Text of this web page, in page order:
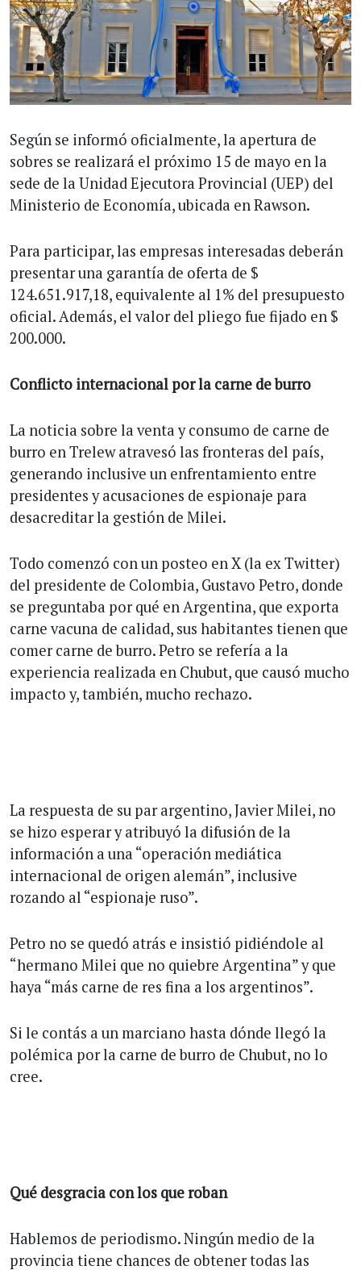
Según se informó oficialmente, la apertura de
sobres se realizará el próximo 15 de mayo en la
sede de la Unidad Ejecutora Provincial (UEP) del
Ministerio de Economía, ubicada en Rawson.
Para participar, las empresas interesadas deberán
presentar una garantía de oferta de $
124.651.917,18, equivalente al 1% del presupuesto
oficial. Además, el valor del pliego fue fijado en $
200.000.
Conflicto internacional por la carne de burro
La noticia sobre la venta y consumo de carne de
burro en Trelew atravesó las fronteras del país,
generando inclusive un enfrentamiento entre
presidentes y acusaciones de espionaje para
desacreditar la gestión de Milei.
Todo comenzó con un posteo en X (la ex Twitter)
del presidente de Colombia, Gustavo Petro, donde
se preguntaba por qué en Argentina, que exporta
carne vacuna de calidad, sus habitantes tienen que
comer carne de burro. Petro se refería a la
experiencia realizada en Chubut, que causó mucho
impacto y, también, mucho rechazo.
La respuesta de su par argentino, Javier Milei, no
se hizo esperar y atribuyó la difusión de la
información a una “operación mediática
internacional de origen alemán”, inclusive
rozando al “espionaje ruso”.
Petro no se quedó atrás e insistió pidiéndole al
“hermano Milei que no quiebre Argentina” y que
haya “más carne de res fina a los argentinos”.
Si le contás a un marciano hasta dónde llegó la
polémica por la carne de burro de Chubut, no lo
cree.
Qué desgracia con los que roban
Hablemos de periodismo. Ningún medio de la
provincia tiene chances de obtener todas las